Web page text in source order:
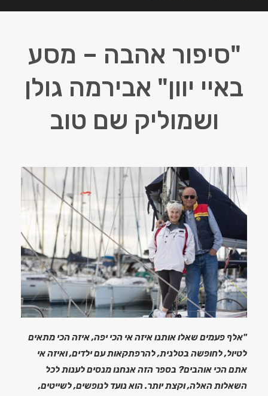
"סיפור אהבה – מסע
באיי יוון" אבירמה גולן
ושמוליק שם טוב
"אלף פעמים שאלו אותנו איזה אי הכי יפה, איזה הכי מתאים
לטיול, לחופשה בטלנית, להרפתקאות עם ילדים, ואיזה אי
אתם הכי אוהבים? בספר הזה אנחנו מנסים לענות לכל
השאלות האלה, וקצת יותר. הוא נועד לנופשים, לשייטים,